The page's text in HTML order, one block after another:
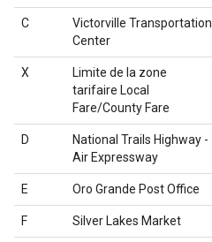
C
Victorville Transportation
Center
X
Limite de la zone
tarifaire Local
Fare/County Fare
D
National Trails Highway -
Air Expressway
E Oro Grande Post Office
F Silver Lakes Market